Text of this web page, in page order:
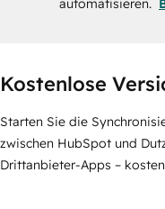
automatisieren.
Kostenlose
Starten Sie die
zwischen HubSpot und
Drittanbieter-Apps –